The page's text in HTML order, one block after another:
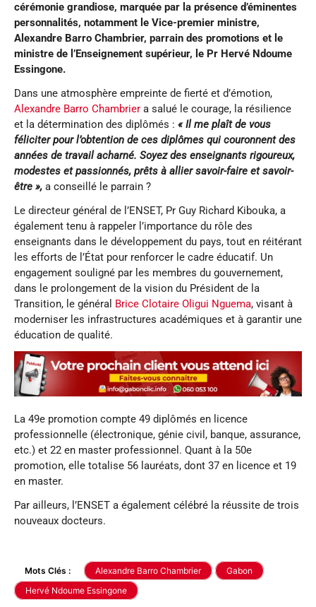
cérémonie grandiose, marquée par la présence d’éminentes
personnalités, notamment le Vice-premier ministre,
Alexandre Barro Chambrier, parrain des promotions et le
ministre de l’Enseignement supérieur, le Pr Hervé Ndoume
Essingone.
Dans une atmosphère empreinte de fierté et d’émotion,
Alexandre Barro Chambrier a salué le courage, la résilience
et la détermination des diplômés : « Il me plaît de vous
féliciter pour l’obtention de ces diplômes qui couronnent des
années de travail acharné. Soyez des enseignants rigoureux,
modestes et passionnés, prêts à allier savoir-faire et savoir-
être », a conseillé le parrain ?
Le directeur général de l’ENSET, Pr Guy Richard Kibouka, a
également tenu à rappeler l’importance du rôle des
enseignants dans le développement du pays, tout en réitérant
les efforts de l’État pour renforcer le cadre éducatif. Un
engagement souligné par les membres du gouvernement,
dans le prolongement de la vision du Président de la
Transition, le général Brice Clotaire Oligui Nguema, visant à
moderniser les infrastructures académiques et à garantir une
éducation de qualité.
La 49e promotion compte 49 diplômés en licence
professionnelle (électronique, génie civil, banque, assurance,
etc.) et 22 en master professionnel. Quant à la 50e
promotion, elle totalise 56 lauréats, dont 37 en licence et 19
en master.
Par ailleurs, l’ENSET a également célébré la réussite de trois
nouveaux docteurs.
Mots Clés : Alexandre Barro Chambrier
Gabon
Hervé Ndoume Essingone